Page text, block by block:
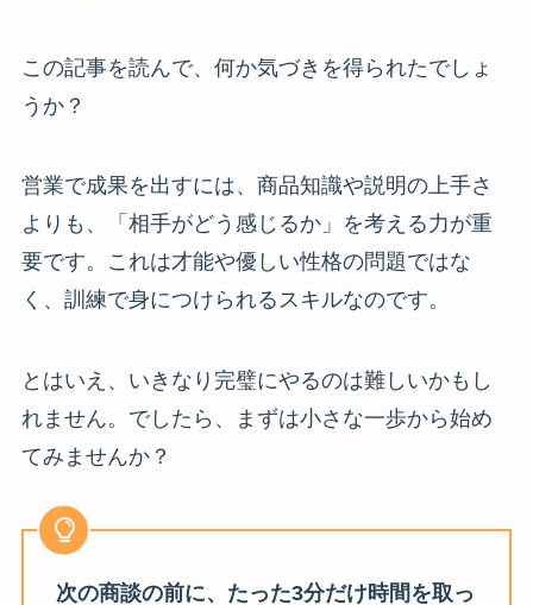
この記事を読んで、何か気づきを得られたでしょ
うか？
営業で成果を出すには、商品知識や説明の上手さ
よりも、「相手がどう感じるか」を考える力が重
要です。これは才能や優しい性格の問題ではな
く、訓練で身につけられるスキルなのです。
とはいえ、いきなり完璧にやるのは難しいかもし
れません。でしたら、まずは小さな一歩から始め
てみませんか？
次の商談の前に、たった3分だけ時間を取っ